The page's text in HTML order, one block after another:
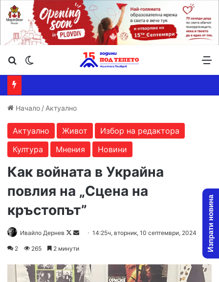
Търсене ...
Начало / Актуално
Актуално Живот
Избор на редактора
Култура
Мнения Новини
Как войната в Украйна
повлия на „Сцена на
кръстопът”
Ивайло Дернев
Follow
Send14:25ч, вторник, 10 септември, 2024
2 265 2 минути Изпрати новина